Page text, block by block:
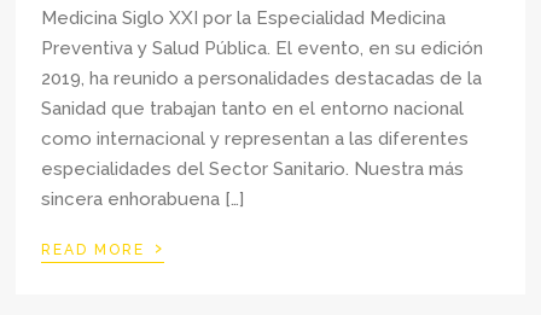
Medicina Siglo XXI por la Especialidad Medicina
Preventiva y Salud Pública. El evento, en su edición
2019, ha reunido a personalidades destacadas de la
Sanidad que trabajan tanto en el entorno nacional
como internacional y representan a las diferentes
especialidades del Sector Sanitario. Nuestra más
sincera enhorabuena […]
READ MORE ›